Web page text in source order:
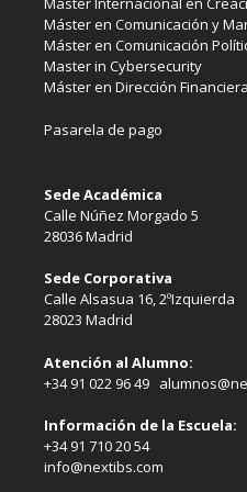
Máster en Comunicación y
Máster en Comunicación
Master in Cybersecurity
Máster en Dirección Financiera
Pasarela de pago
Sede Académica
Calle Núñez Morgado 5
28036 Madrid
Sede Corporativa
Calle Alsasua 16, 2ºIzquierda
28023 Madrid
Atención al Alumno:
+34 91 022 96 49
Información de la Escuela:
+34 91 710 20 54
info@nextibs.com